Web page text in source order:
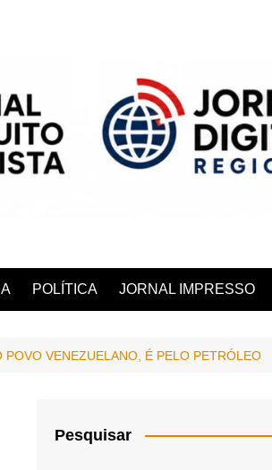
POLÍTICA JORNAL IMPRESSO
VENEZUELANO, É PELO PETRÓLEO
Pesquisar